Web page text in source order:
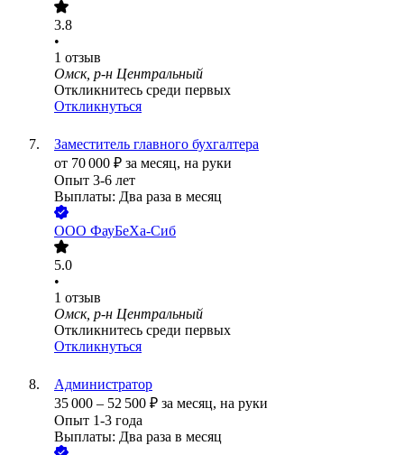
3.8
•
1 отзыв
Омск, р-н Центральный
Откликнитесь среди первых
Откликнуться
Заместитель главного бухгалтера
от 70 000 ₽ за месяц, на руки
Опыт 3-6 лет
Выплаты: Два раза в месяц
ООО ФауБеХа-Сиб
5.0
•
1 отзыв
Омск, р-н Центральный
Откликнитесь среди первых
Откликнуться
Администратор
35 000 – 52 500 ₽ за месяц, на руки
Опыт 1-3 года
Выплаты: Два раза в месяц